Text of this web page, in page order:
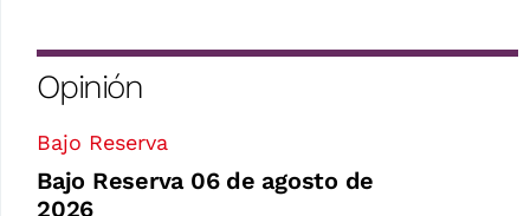
Opinión
Bajo Reserva
Bajo Reserva 06 de agosto de
2026